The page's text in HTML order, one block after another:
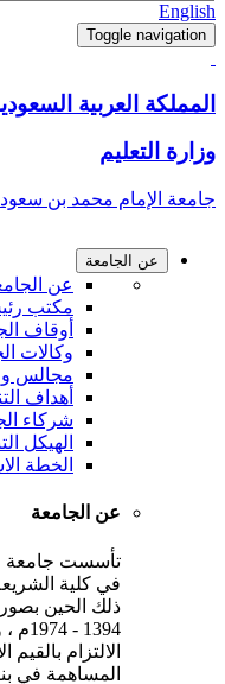
English
Toggle navigation
المملكة العربية
وزارة التعليم
جامعة الإمام محمد بن سعود
عن الجامعة
عن
مكتب
أوقاف
وكالات
مجالس
أهداف
شركاء
الهيكل
الخطة
عن الجامعة
تأسست جامعة
ذلك الحين
الالتزام
المساهمة في